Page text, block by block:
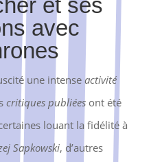
avec
une intense activité
critiques publiéesont été
louant la fidélité à
Sapkowski, d’autres